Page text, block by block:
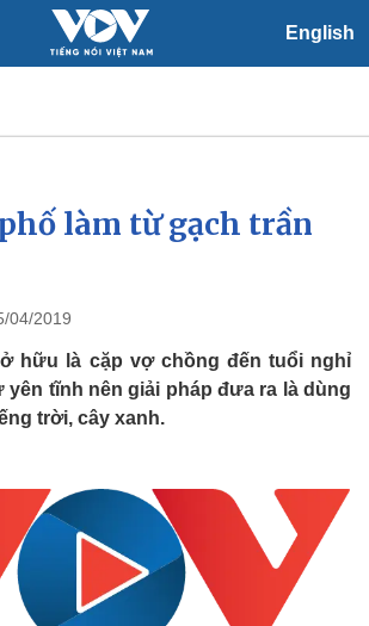
English
Xã hội
Việc làm
Biển đảo
làm từ gạch trần
04/2019
hữu là cặp vợ chồng đến tuổi nghỉ
yên tĩnh nên giải pháp đưa ra là dùng
trời, cây xanh.